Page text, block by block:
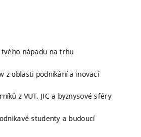
nápadu na trhu
z oblasti podnikání a inovací
z VUT, JIC a byznysové sféry
studenty a budoucí